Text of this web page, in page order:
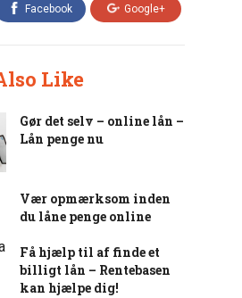
Facebook Google+
Like
Gør det selv – online lån –
Lån penge nu
Vær opmærksom inden
du låne penge online
Få hjælp til af finde et
billigt lån – Rentebasen
kan hjælpe dig!